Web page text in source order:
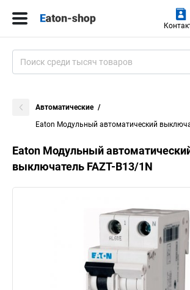
Автоматические
Eaton Модульный автоматический
Eaton Модульный
выключатель FAZT-B13/1N